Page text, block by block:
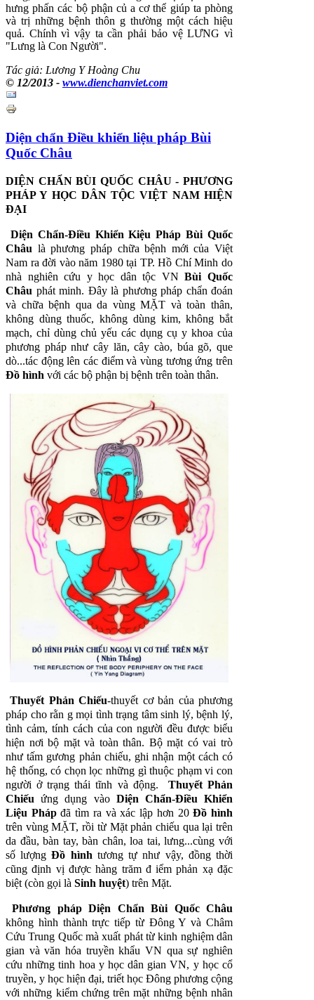
hưng phấn các bộ phận củ a cơ thể giúp ta phòng
và trị những bệnh thôn g thường một cách hiệu
quả. Chính vì vậy ta cần phải bảo vệ LƯNG vì
"Lưng là Con Người".
Tác giả: Lương Y Hoàng Chu
© 12/2013 - www.dienchanviet.com
Diện chẩn Điều khiển liệu pháp Bùi
Quốc Châu
DIỆN CHẨN BÙI QUỐC CHÂU - PHƯƠNG
PHÁP Y HỌC DÂN TỘC VIỆT NAM HIỆN
ĐẠI
Diện Chẩn-Ðiều Khiển Kiệu PhápBùi Quốc
Châu là phương pháp chữa bệnh mới của Việt
Nam ra đời vào năm 1980 tại TP. Hồ Chí Minh do
nhà nghiên cứu y học dân tộc VN Bùi Quốc
Châu phát minh. Ðây là phương pháp chẩn đoán
và chữa bệnh qua da vùng MẶT và toàn thân,
không dùng thuốc, không dùng kim, không bắt
mạch, chỉ dùng chủ yếu các dụng cụ y khoa của
phương pháp như cây lăn, cây cào, búa gõ, que
dò...tác động lên các điểm và vùng tương ứng trên
Đồ hình với các bộ phận bị bệnh trên toàn thân.
Thuyết Phản Chiếu-thuyết cơ bản của phương
pháp cho rằn g mọi tình trạng tâm sinh lý, bệnh lý,
tình cảm, tính cách của con người đều được biểu
hiện nơi bộ mặt và toàn thân. Bộ mặt có vai trò
như tấm gương phản chiếu, ghi nhận một cách có
hệ thống, có chọn lọc những gì thuộc phạm vi con
người ở trạng thái tĩnh và động. Thuyết Phản
Chiếu ứng dụng vào Diện Chẩn-Ðiều Khiển
Liệu Phápđã tìm ra và xác lập hơn 20Đồ hình
trên vùng MẶT, rồi từ Mặt phản chiếu qua lại trên
da đầu, bàn tay, bàn chân, loa tai, lưng...cùng với
số lượngĐồ hình tương tự như vậy, đồng thời
cũng định vị được hàng trăm đ iểm phản xạ đặc
biệt (còn gọi là Sinh huyệt) trên Mặt.
Phương pháp Diện ChẩnBùi Quốc Châu
không hình thành trực tiếp từ Ðông Y và Châm
Cứu Trung Quốc mà xuất phát từ kinh nghiệm dân
gian và văn hóa truyền khẩu VN qua sự nghiên
cứu những tinh hoa y học dân gian VN, y học cổ
truyền, y học hiện đại, triết học Ðông phương cộng
với những kiểm chứng trên mặt những bệnh nhân